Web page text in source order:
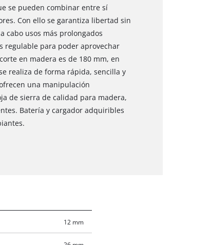
se pueden combinar entre sí
Con ello se garantiza libertad sin
cabo usos más prolongados
regulable para poder aprovechar
en madera es de 180 mm, en
realiza de forma rápida, sencilla y
una manipulación
de sierra de calidad para madera,
Batería y cargador adquiribles
12 mm